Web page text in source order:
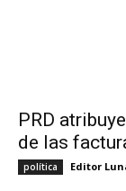
PRD
de las
política Editor